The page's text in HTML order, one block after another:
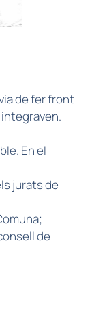
de fer front
En el
jurats de
de